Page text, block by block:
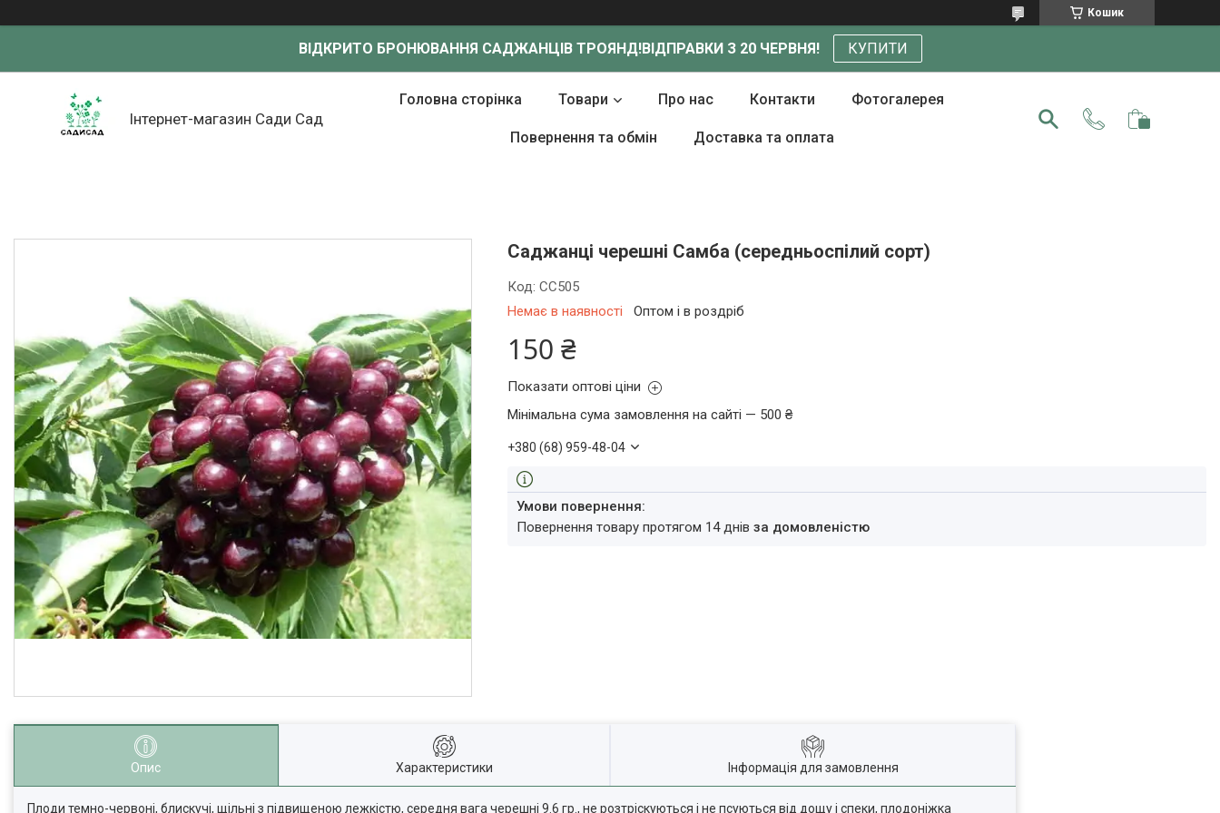
Кошик
ВІДКРИТО БРОНЮВАННЯ САДЖАНЦІВ ТРОЯНД!ВІДПРАВКИ З 20 ЧЕРВНЯ! КУПИТИ
Інтернет-магазин Сади Сад
Головна сторінка Товари Про нас Контакти Фотогалерея
Повернення та обмін Доставка та оплата
Саджанці черешні Самба (середньоспілий сорт)
Немає в наявності Оптом і в роздріб
Код:СС505
150 ₴
Показати оптові ціни
Мінімальна сума замовлення на сайті — 500 ₴
+380 (68) 959-48-04
повернення товару протягом 14 днівза домовленістю
Опис Характеристики Інформація для замовлення
Плоди темно-червоні, блискучі, щільні з підвищеною лежкістю, середня вага черешні 9.6 гр., не розтріскуються і не псуються від дощу і спеки, плодоніжка